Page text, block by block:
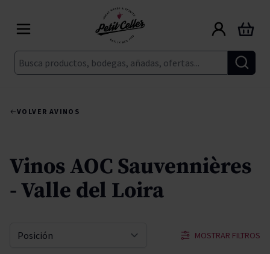
Buscar
Carrito
VOLVER AVINOS
Vinos AOC Sauvennières
- Valle del Loira
MOSTRAR FILTROS
Ordenar por